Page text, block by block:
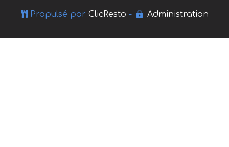
Propulsé par ClicResto - Administration